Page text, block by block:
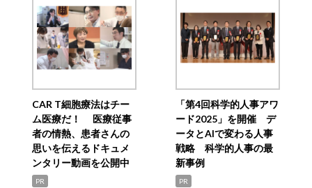
CAR T細胞療法はチー
ム医療だ！ 医療従事
者の情熱、患者さんの
思いを伝えるドキュメ
ンタリー動画を公開中
PR
「第4回科学的人事アワ
ード2025」を開催 デ
ータとAIで変わる人事
戦略 科学的人事の最
新事例
PR